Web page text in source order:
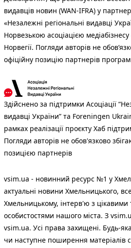
видавців новин (WAN-IFRA) у
«Незалежні регіональні видавці
Норвезькою асоціацією
Норвегії. Погляди авторів не
офіційну позицію партнерів
Здійснено за підтримки Асоціації
видавці України” та Foreningen
рамках реалізації проєкту Хаб
Погляди авторів не обов'язково
позицією партнерів
vsim.ua - новинний ресурс №1 у
актуальні новини Хмельницького,
Хмельницькому, інтерв'ю з
особистостями нашого міста. З
vsim.ua. Усі права захищені. Будь-
чи наступне поширення матеріалів